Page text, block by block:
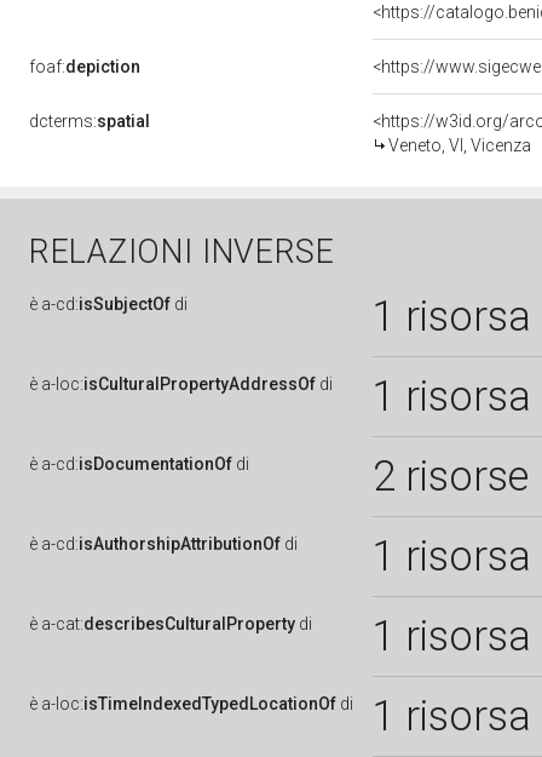
<https://
foaf:depiction
dcterms:spatial
<https://w3id.org/
Veneto, VI, Vicenza
RELAZIONI INVERSE
è a-cd:isSubjectOf di 1 risorsa
è a-loc:isCulturalPropertyAddressOf di 1 risorsa
è a-cd:isDocumentationOf di 2 risorse
è a-cd:isAuthorshipAttributionOf di 1 risorsa
è a-cat:describesCulturalProperty di 1 risorsa
è a-loc:isTimeIndexedTypedLocationOf di 1 risorsa